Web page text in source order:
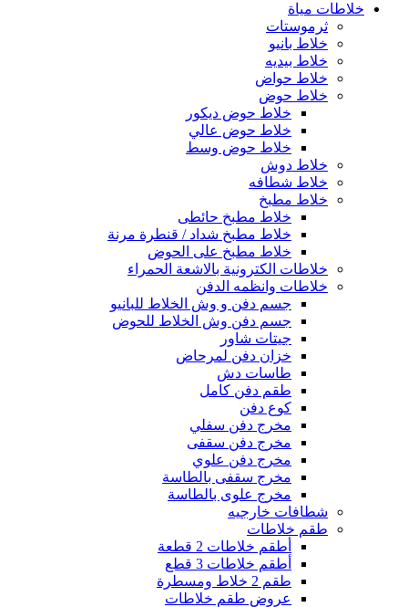
خلاطات مياة
ثرموستات
خلاط بانيو
خلاط بيديه
خلاط حواض
خلاط حوض
خلاط حوض ديكور
خلاط حوض عالي
خلاط حوض وسط
خلاط دوش
خلاط شطافه
خلاط مطبخ
خلاط مطبخ حائطى
خلاط مطبخ شداد / قنطرة مرنة
خلاط مطبخ على الحوض
خلاطات الكترونية بالاشعة الحمراء
خلاطات وانظمه الدفن
جسم دفن و وش الخلاط للبانيو
جسم دفن وش الخلاط للحوض
جيتات شاور
خزان دفن لمرحاض
طاسات دش
طقم دفن كامل
كوع دفن
مخرج دفن سفلي
مخرج دفن سقفى
مخرج دفن علوي
مخرج سقفى بالطاسة
مخرج علوى بالطاسة
شطافات خارجيه
طقم خلاطات
أطقم خلاطات 2 قطعة
أطقم خلاطات 3 قطع
طقم 2 خلاط ومسطرة
عروض طقم خلاطات